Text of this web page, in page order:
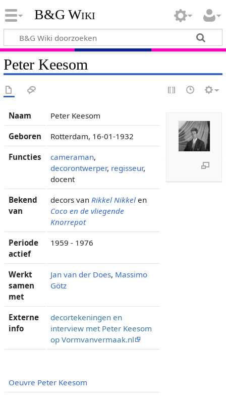
B&G Wiki
Peter Keesom
Naam Peter Keesom
Geboren Rotterdam, 16-01-1932
Functies cameraman,
decorontwerper, regisseur,
docent
Bekend
van
decors van Rikkel Nikkelen
Coco en de vliegende
Knorrepot
Periode
actief
1959 - 1976
Werkt
samen
met
Jan van der Does, Massimo
Götz
Externe
info
decortekeningen en
interview met Peter Keesom
op Vormvanvermaak.nl
Oeuvre Peter Keesom